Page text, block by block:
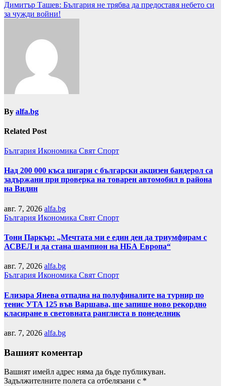
Димитър Ташев: България не трябва да предоставя небето си
за чужди войни!
By alfa.bg
Related Post
България Икономика Свят Спорт
Над 200 000 къса цигари с български акцизен бандерол са
задържани при проверка на товарен автомобил в района
на Видин
авг. 7, 2026 alfa.bg
България Икономика Свят Спорт
Тони Паркър: „Мечтата ми е един ден да триумфирам с
АСВЕЛ и да стана шампион на НБА Европа“
авг. 7, 2026 alfa.bg
България Икономика Свят Спорт
Елизара Янева отпадна на полуфиналите на турнир по
тенис УТА 125 във Варшава, ще запише ново рекордно
класиране в световната ранглиста в понеделник
авг. 7, 2026 alfa.bg
Вашият коментар
Вашият имейл адрес няма да бъде публикуван.
Задължителните полета са отбелязани с *